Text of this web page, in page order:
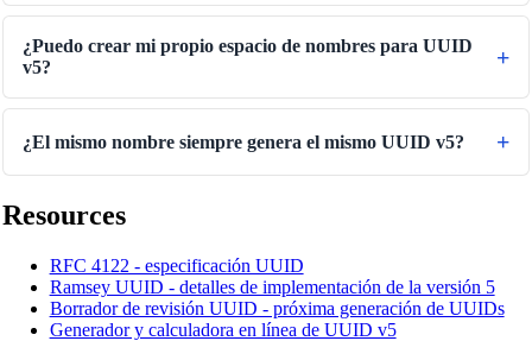
¿Puedo crear mi propio espacio de nombres para UUID
v5?
¿El mismo nombre siempre genera el mismo UUID v5?
Resources
RFC 4122 - especificación UUID
Ramsey UUID - detalles de implementación de la versión 5
Borrador de revisión UUID - próxima generación de UUIDs
Generador y calculadora en línea de UUID v5